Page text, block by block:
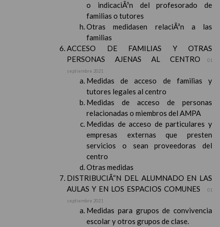
o indicaciÃ³n del profesorado de
familias o tutores
Otras medidasen relaciÃ³n a las
familias
ACCESO DE FAMILIAS Y OTRAS
PERSONAS AJENAS AL CENTRO
01
septiembre 2021
Medidas de acceso de familias y
tutores legales al centro
Medidas de acceso de personas
relacionadas o miembros del AMPA
Medidas de acceso de particulares y
empresas externas que presten
servicios o sean proveedoras del
centro
Otras medidas
DISTRIBUCIÃ“N DEL ALUMNADO EN LAS
AULAS Y EN LOS ESPACIOS COMUNES
01
septiembre 2021
Medidas para grupos de convivencia
escolar y otros grupos de clase.